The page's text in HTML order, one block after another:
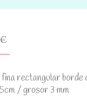
€
rectangular borde
/ grosor 3 mm